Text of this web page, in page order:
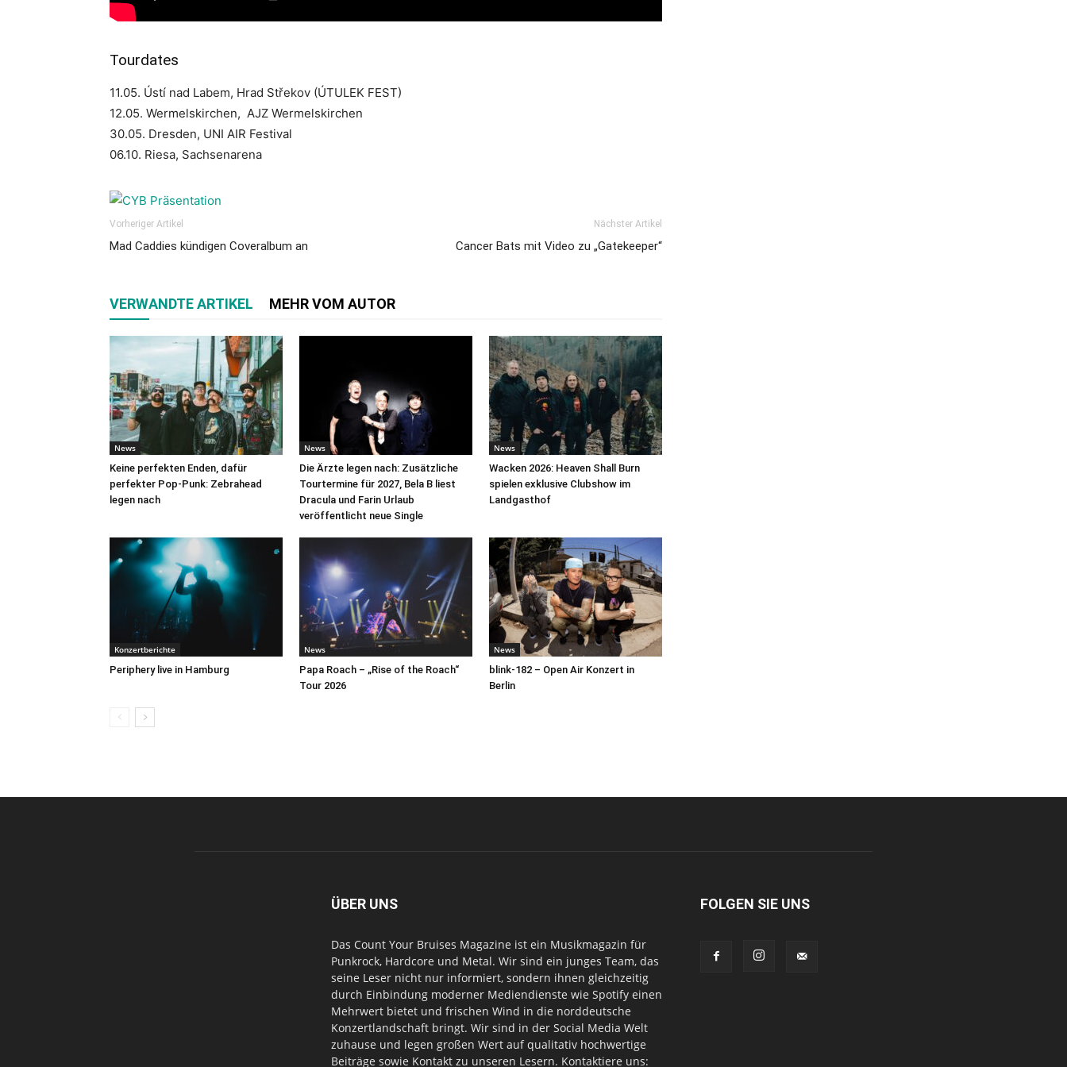
Tourdates
11.05. Ústí nad Labem, Hrad Střekov (ÚTULEK FEST)
12.05. Wermelskirchen, AJZ Wermelskirchen
30.05. Dresden, UNI AIR Festival
06.10. Riesa, Sachsenarena
Vorheriger Artikel
Mad Caddies kündigen Coveralbum an
Nächster Artikel
Cancer Bats mit Video zu „Gatekeeper“
VERWANDTE ARTIKEL MEHR VOM AUTOR
News
Keine perfekten Enden, dafür
perfekter Pop-Punk: Zebrahead
legen nach
News
Die Ärzte legen nach: Zusätzliche
Tourtermine für 2027, Bela B liest
Dracula und Farin Urlaub
veröffentlicht neue Single
News
Wacken 2026: Heaven Shall Burn
spielen exklusive Clubshow im
Landgasthof
Konzertberichte
Periphery live in Hamburg
News
Papa Roach – „Rise of the Roach“
Tour 2026
News
blink-182 – Open Air Konzert in
Berlin
ÜBER UNS
Das Count Your Bruises Magazine ist ein Musikmagazin für
Punkrock, Hardcore und Metal. Wir sind ein junges Team, das
seine Leser nicht nur informiert, sondern ihnen gleichzeitig
durch Einbindung moderner Mediendienste wie Spotify einen
Mehrwert bietet und frischen Wind in die norddeutsche
Konzertlandschaft bringt. Wir sind in der Social Media Welt
zuhause und legen großen Wert auf qualitativ hochwertige
Beiträge sowie Kontakt zu unseren Lesern. Kontaktiere uns:
FOLGEN SIE UNS